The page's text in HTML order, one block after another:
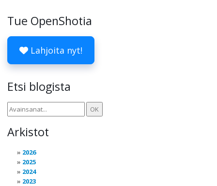
Tue OpenShotia
Lahjoita nyt!
Etsi blogista
Arkistot
2026
2025
2024
2023